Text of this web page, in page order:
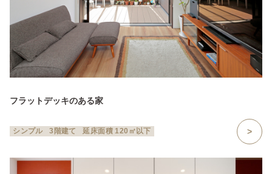
フラットデッキのある家
シンプル 3階建て 延床面積 120㎡以下